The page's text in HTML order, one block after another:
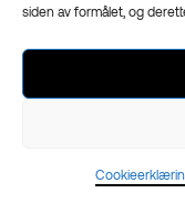
siden av formålet, og